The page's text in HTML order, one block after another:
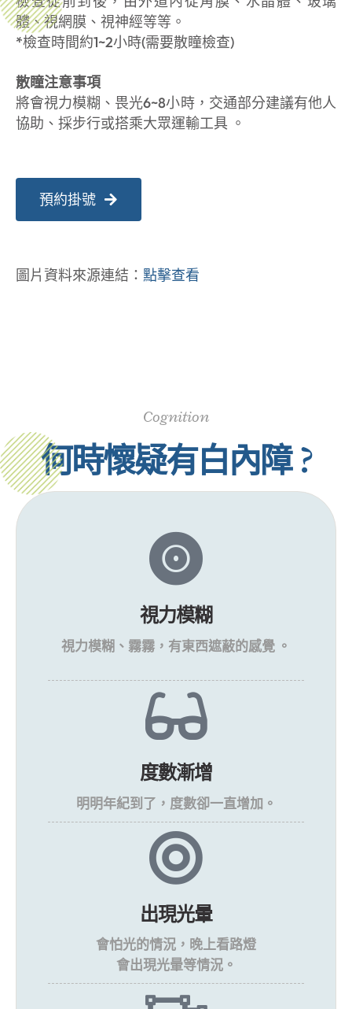
檢查從前到後，由外道內從角膜、水晶體、玻璃
體、視網膜、視神經等等。
散瞳注意事項
圖片資料來源連結：點擊查看
Cognition
何時懷疑有白內障 ?
視力模糊
視力模糊、霧霧，有東西遮蔽的感覺 。
度數漸增
明明年紀到了，度數卻一直增加。